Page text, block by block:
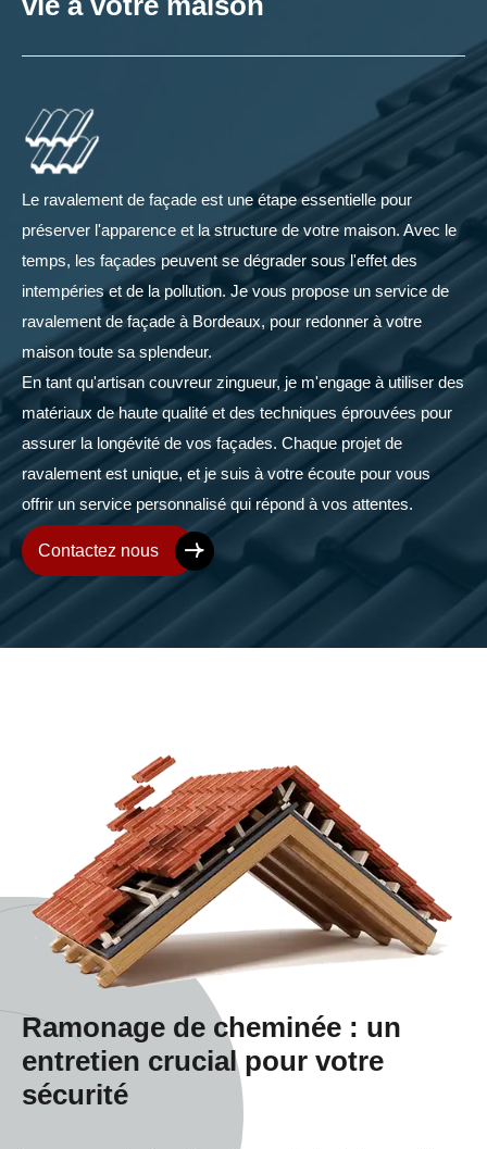
Le ravalement de façade est une étape essentielle pour
préserver l'apparence et la structure de votre maison. Avec le
temps, les façades peuvent se dégrader sous l'effet des
intempéries et de la pollution. Je vous propose un service de
ravalement de façade à Bordeaux, pour redonner à votre
maison toute sa splendeur.
En tant qu'artisan couvreur zingueur, je m'engage à utiliser des
matériaux de haute qualité et des techniques éprouvées pour
assurer la longévité de vos façades. Chaque projet de
ravalement est unique, et je suis à votre écoute pour vous
offrir un service personnalisé qui répond à vos attentes.
Contactez nous
Ramonage de cheminée : un
entretien crucial pour votre
sécurité